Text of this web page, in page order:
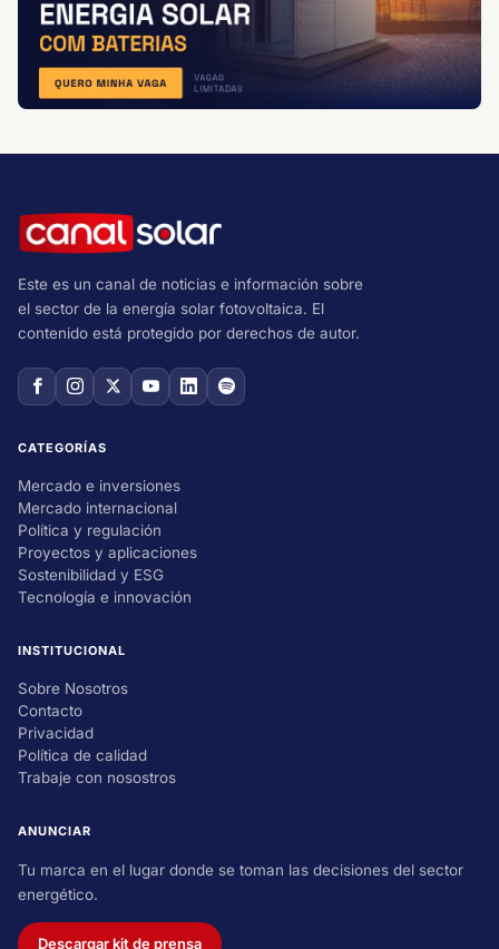
Este es un canal de noticias e información sobre
el sector de la energía solar fotovoltaica. El
contenido está protegido por derechos de autor.
CATEGORÍAS
Mercado e inversiones
Mercado internacional
Política y regulación
Proyectos y aplicaciones
Sostenibilidad y ESG
Tecnología e innovación
INSTITUCIONAL
Sobre Nosotros
Contacto
Privacidad
Política de calidad
Trabaje con nosostros
ANUNCIAR
Tu marca en el lugar donde se toman las decisiones del sector
energético.
Descargar kit de prensa